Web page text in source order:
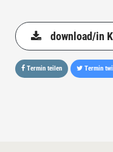
download/in
Termin teilen Termin